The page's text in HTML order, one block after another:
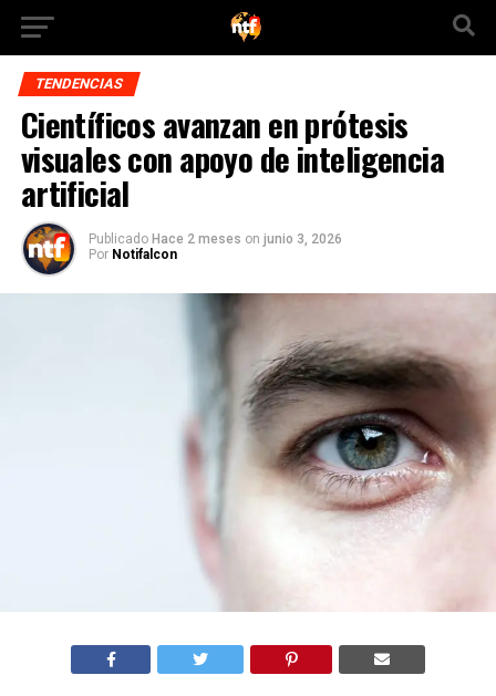
TENDENCIAS
Científicos avanzan en prótesis
visuales con apoyo de inteligencia
artificial
Publicado Hace 2 meses on junio 3, 2026
Por Notifalcon